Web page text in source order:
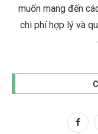
muốn mang đến
chi phí hợp lý và